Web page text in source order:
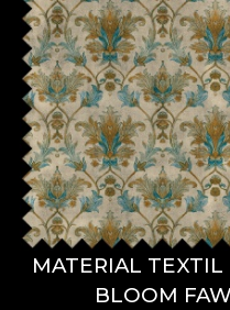
MATERIAL TEXTIL
BLOOM